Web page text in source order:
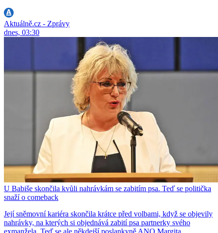
Aktuálně.cz - Zprávy
dnes, 03:30
U Babiše skončila kvůli nahrávkám se zabitím psa. Teď se politička
snaží o comeback
Její sněmovní kariéra skončila krátce před volbami, když se objevily
nahrávky, na kterých si objednává zabití psa partnerky svého
exmanžela. Teď se ale někdejší poslankyně ANO Margita